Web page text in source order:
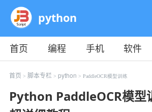
python
首页 编程 手机 软件
教程
平面 服务器
首页 > 脚本专栏> python > PaddleOCR模型训练
Python PaddleOCR模型